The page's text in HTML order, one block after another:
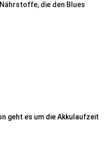
die den Blues
geht es um die Akkulaufzeit